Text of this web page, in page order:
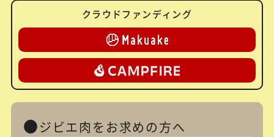
クラウドファンディング
ジビエ肉をお求めの方へ